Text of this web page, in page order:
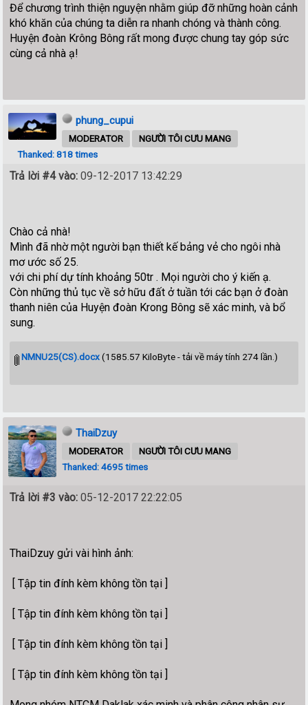
Để chương trình thiện nguyện nhằm giúp đỡ những hoàn cảnh
khó khăn của chúng ta diễn ra nhanh chóng và thành công.
Huyện đoàn Krông Bông rất mong được chung tay góp sức
cùng cả nhà ạ!
phung_cupui
MODERATOR
NGƯỜI TÔI CƯU MANG
Thanked: 818 times
Trả lời #4 vào: 09-12-2017 13:42:29
Chào cả nhà!
Mình đã nhờ một người bạn thiết kế bảng vẻ cho ngôi nhà
mơ ước số 25.
với chi phí dự tính khoảng 50tr . Mọi người cho ý kiến ạ.
Còn những thủ tục về sở hữu đất ở tuần tới các bạn ở đoàn
thanh niên của Huyện đoàn Krong Bông sẽ xác minh, và bổ
sung.
NMNU25(CS).docx(1585.57 KiloByte - tải về máy tính 274 lần.)
ThaiDzuy
MODERATOR
NGƯỜI TÔI CƯU MANG
Thanked: 4695 times
Trả lời #3 vào: 05-12-2017 22:22:05
ThaiDzuy gửi vài hình ảnh:
[ Tập tin đính kèm không tồn tại ]
[ Tập tin đính kèm không tồn tại ]
[ Tập tin đính kèm không tồn tại ]
[ Tập tin đính kèm không tồn tại ]